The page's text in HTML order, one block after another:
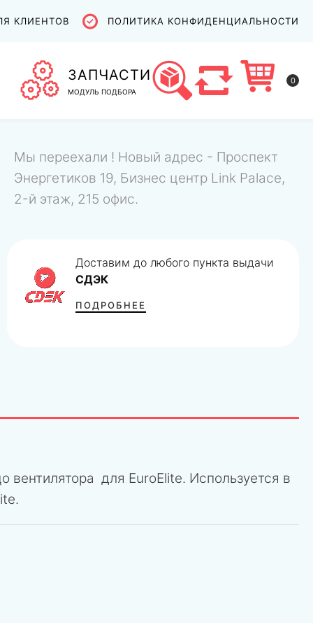
КЛИЕНТОВ ПОЛИТИКА КОНФИДЕНЦИАЛЬНОСТИ
ЗАПЧАСТИ
МОДУЛЬ ПОДБОРА
0
Мы переехали ! Новый адрес - Проспект
Энергетиков 19, Бизнес центр Link Palace,
2-й этаж, 215 офис.
Доставим до любого пункта выдачи
СДЭК
ПОДРОБНЕЕ
вентилятора для EuroElite. Используется в